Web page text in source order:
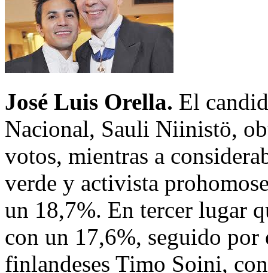
José Luis Orella. El
Nacional, Sauli Niinistö,
votos, mientras a
verde y activista
un 18,7%. En tercer lugar
con un 17,6%, seguido
finlandeses Timo Soini,